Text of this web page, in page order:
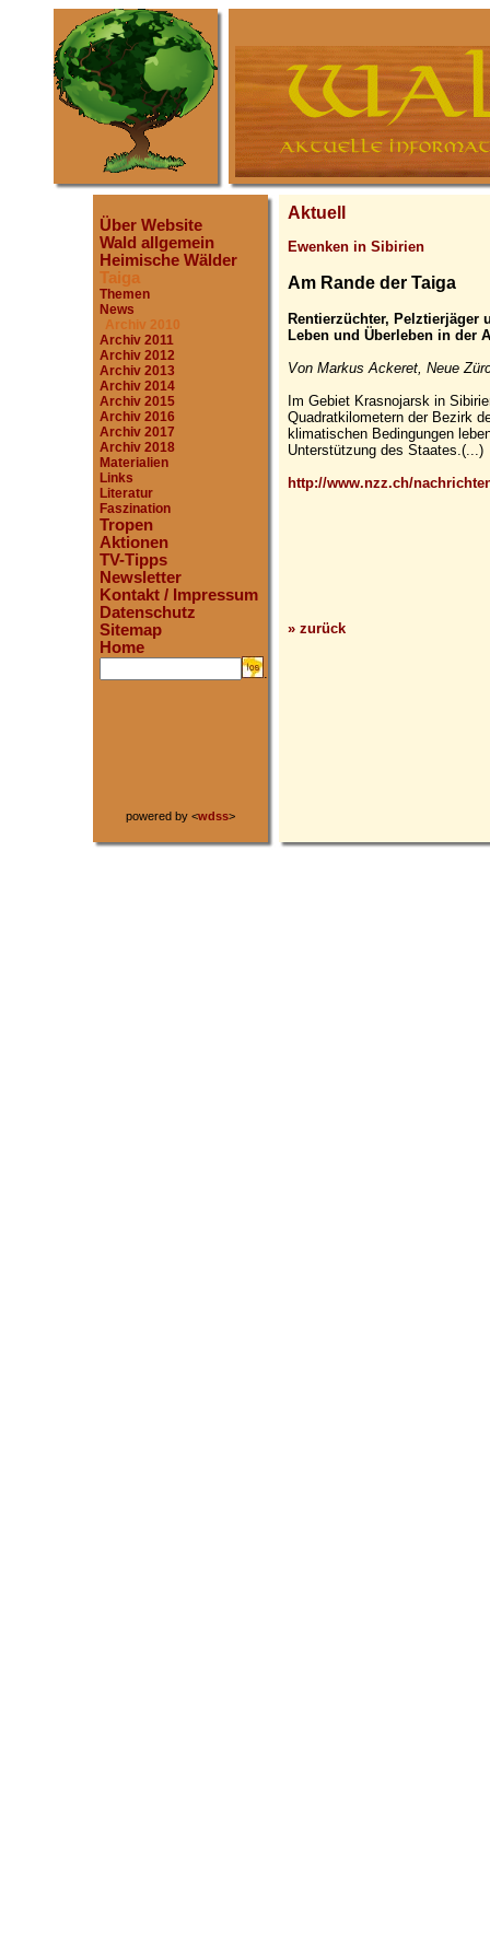
Über Website
Wald allgemein
Heimische Wälder
Taiga
Themen
News
Archiv 2010
Archiv 2011
Archiv 2012
Archiv 2013
Archiv 2014
Archiv 2015
Archiv 2016
Archiv 2017
Archiv 2018
Materialien
Links
Literatur
Faszination
Tropen
Aktionen
TV-Tipps
Newsletter
Kontakt / Impressum
Datenschutz
Sitemap
Home
.
powered by <wdss>
Aktuell
Ewenken in Sibirien
Am Rande der Taiga
Rentierzüchter, Pelztierjäger
Leben und Überleben in der
Von Markus Ackeret, Neue
Im Gebiet Krasnojarsk in
Quadratkilometern der Bezirk
klimatischen Bedingungen
Unterstützung des Staates.(...)
http://www.nzz.ch/
» zurück